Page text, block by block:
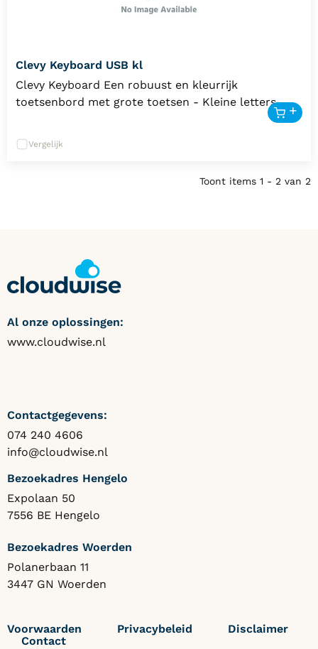
Clevy Keyboard USB kl
Clevy Keyboard Een robuust en kleurrijk
toetsenbord met grote toetsen - Kleine letters –
Vergelijk
Toont items 1 - 2 van 2
Al onze oplossingen:
www.cloudwise.nl
Contactgegevens:
074 240 4606
info@cloudwise.nl
Bezoekadres Hengelo
Expolaan 50
7556 BE Hengelo
Bezoekadres Woerden
Polanerbaan 11
3447 GN Woerden
Voorwaarden Privacybeleid
Disclaimer
Contact